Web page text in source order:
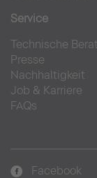
Service
Technische
Presse
Nachhaltigkeit
Job & Karriere
FAQs
Facebook